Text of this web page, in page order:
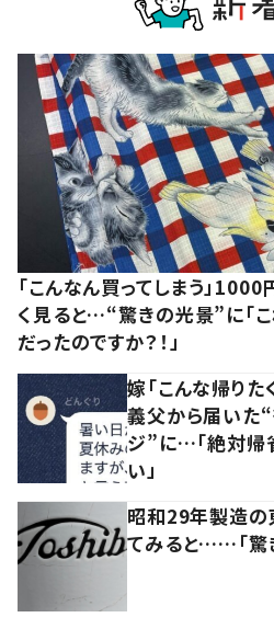
「こんなん買ってしまう」
く見ると…“驚きの光景”に「
だったのですか？！」
嫁「こんな帰りた
義父から届いた
ジ”に…「絶対帰
い」
昭和29年製造の
てみると……「驚